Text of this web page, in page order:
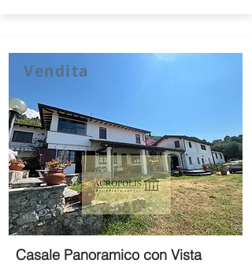
Vendita
Casale Panoramico con Vista